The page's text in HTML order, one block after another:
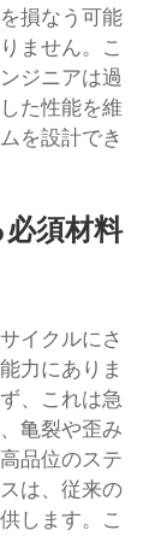
損なう可能
ません。こ
ジニアは過
た性能を維
を設計でき
須材料
イクルにさ
力にありま
、これは急
亀裂や歪み
品位のステ
は、従来の
します。こ